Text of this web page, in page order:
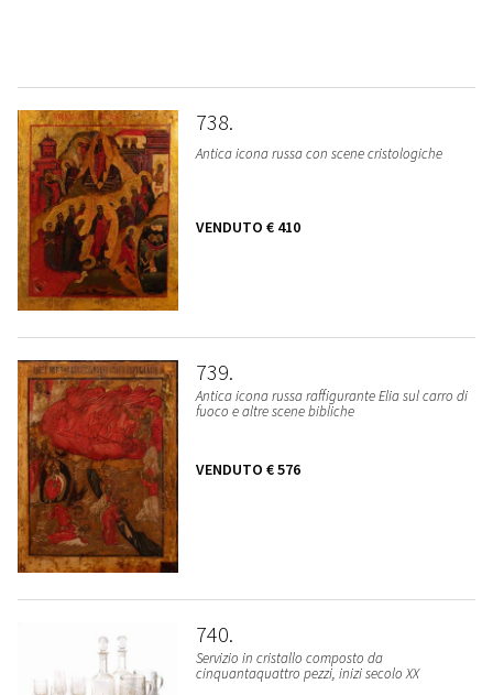
738
Antica icona russa con scene cristologiche
VENDUTO € 410
739
Antica icona russa raffigurante Elia sul carro di
fuoco e altre scene bibliche
VENDUTO € 576
740
Servizio in cristallo composto da
cinquantaquattro pezzi, inizi secolo XX